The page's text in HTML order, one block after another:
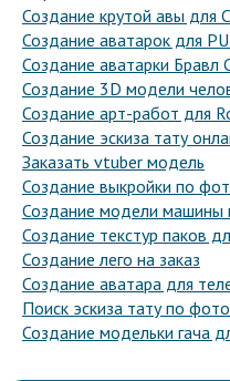
Создание крутой авы для
Создание аватарок для
Создание аватарки Бравл
Создание 3D модели
Создание арт-работ для
Создание эскиза тату
Заказать vtuber модель
Создание выкройки по
Создание модели машины
Создание текстур паков
Создание лего на заказ
Создание аватара для
Поиск эскиза тату по
Создание модельки гача